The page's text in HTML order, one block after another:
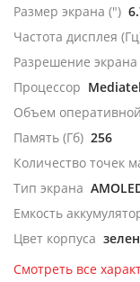
Размер экрана (")
Частота дисплея
Разрешение экрана
Процессор
Объем
Память (Гб) 256
Количество точек
Тип экрана
Емкость
Цвет корпуса
Смотреть все